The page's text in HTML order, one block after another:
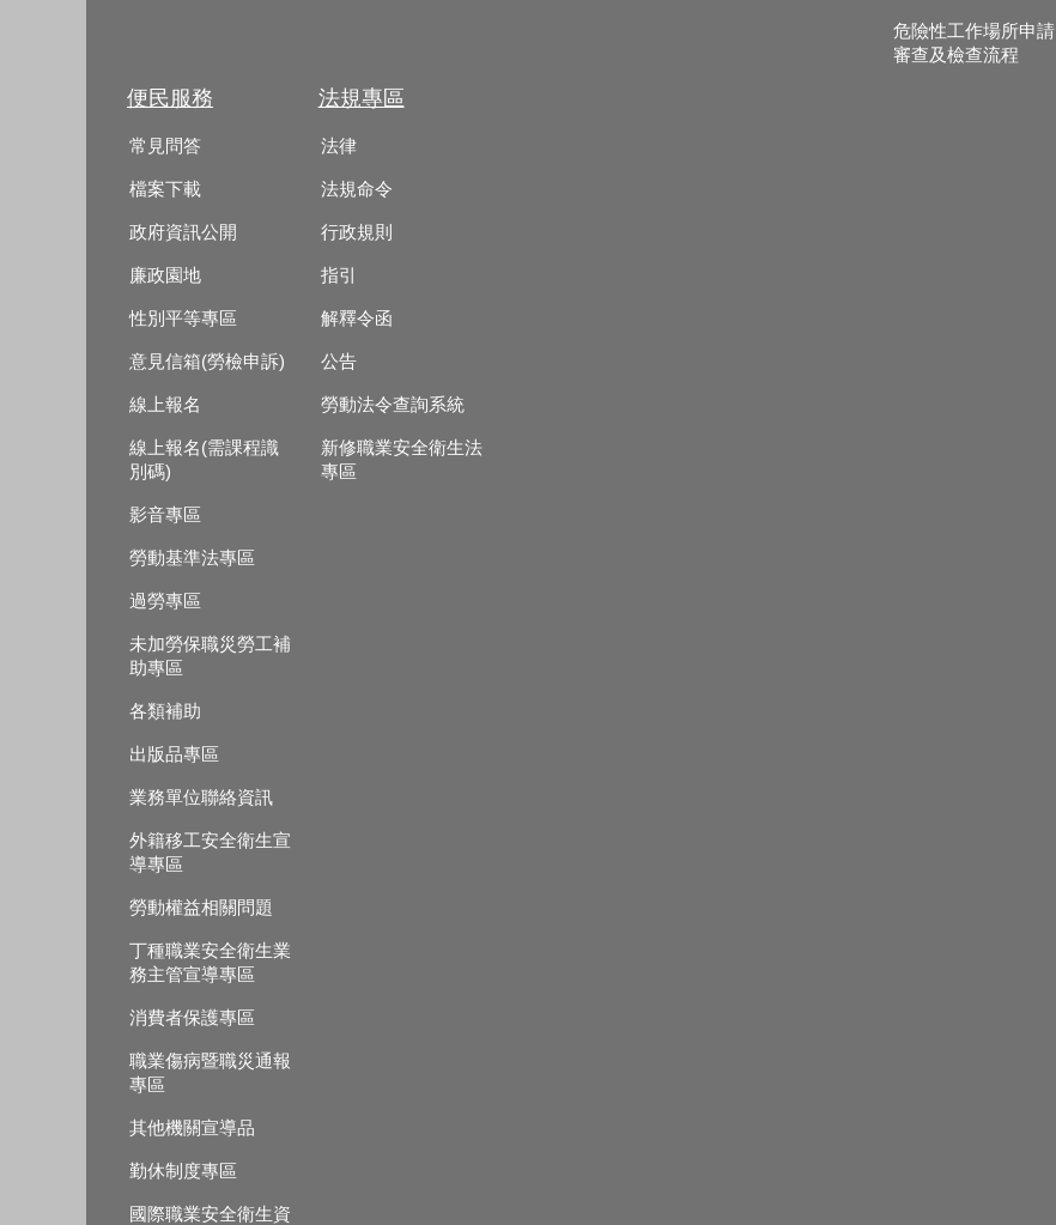
危險性工作場所申請
審查及檢查流程
便民服務
常見問答
檔案下載
政府資訊公開
廉政園地
性別平等專區
意見信箱(勞檢申訴)
線上報名
線上報名(需課程識
別碼)
影音專區
勞動基準法專區
過勞專區
未加勞保職災勞工補
助專區
各類補助
出版品專區
業務單位聯絡資訊
外籍移工安全衛生宣
導專區
勞動權益相關問題
丁種職業安全衛生業
務主管宣導專區
消費者保護專區
職業傷病暨職災通報
專區
其他機關宣導品
勤休制度專區
國際職業安全衛生資
法規專區
法律
法規命令
行政規則
指引
解釋令函
公告
勞動法令查詢系統
新修職業安全衛生法
專區